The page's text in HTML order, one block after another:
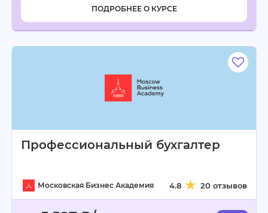
ПОДРОБНЕЕ О КУРСЕ
Профессиональный бухгалтер
Московская Бизнес Академия 4.8 20 отзывов